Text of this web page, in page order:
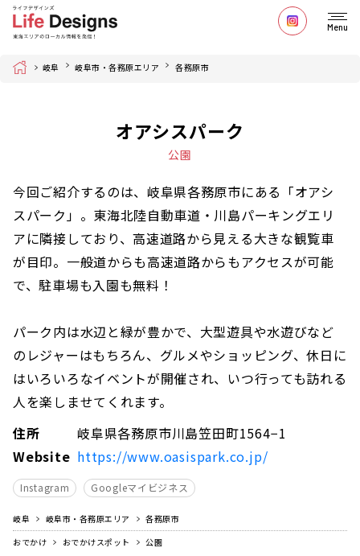
Menu
Home 岐阜 岐阜市・各務原エリア 各務原市
オアシスパーク
公園
今回ご紹介するのは、岐阜県各務原市にある「オアシ
スパーク」。東海北陸自動車道・川島パーキングエリ
アに隣接しており、高速道路から見える大きな観覧車
が目印。一般道からも高速道路からもアクセスが可能
で、駐車場も入園も無料！
パーク内は水辺と緑が豊かで、大型遊具や水遊びなど
のレジャーはもちろん、グルメやショッピング、休日に
はいろいろなイベントが開催され、いつ行っても訪れる
人を楽しませてくれます。
住所
岐阜県各務原市川島笠田町1564−1
Website https://www.oasispark.co.jp/
Instagram Googleマイビジネス
岐阜 岐阜市・各務原エリア
各務原市
おでかけ
おでかけスポット 公園